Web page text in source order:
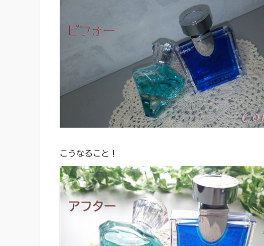
こうなること！